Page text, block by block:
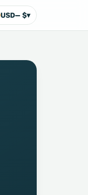
USD— $▾